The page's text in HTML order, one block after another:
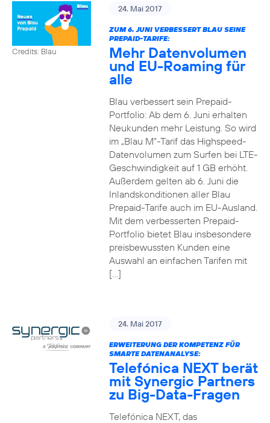
Credits: Blau
24. Mai 2017
ZUM 6. JUNI VERBESSERT BLAU SEINE
PREPAID-TARIFE:
Mehr Datenvolumen
und EU-Roaming für
alle
Blau verbessert sein Prepaid-
Portfolio: Ab dem 6. Juni erhalten
Neukunden mehr Leistung. So wird
im „Blau M“-Tarif das Highspeed-
Datenvolumen zum Surfen bei LTE-
Geschwindigkeit auf 1 GB erhöht.
Außerdem gelten ab 6. Juni die
Inlandskonditionen aller Blau
Prepaid-Tarife auch im EU-Ausland.
Mit dem verbesserten Prepaid-
Portfolio bietet Blau insbesondere
preisbewussten Kunden eine
Auswahl an einfachen Tarifen mit
[…]
24. Mai 2017
ERWEITERUNG DER KOMPETENZ FÜR
SMARTE DATENANALYSE:
Telefónica NEXT berät
mit Synergic Partners
zu Big-Data-Fragen
Telefónica NEXT, das